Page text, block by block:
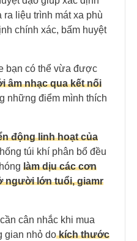
liệu trình mát xa phù
chính xác, bấm huyệt
bạn có thể vừa được
âm nhạc qua kết nối
những điểm mình thích
động linh hoạt của
túi khí phân bổ đều
làm dịu các cơn
người lớn tuổi, giamr
cân nhắc khi mua
gian nhỏ dokích thước